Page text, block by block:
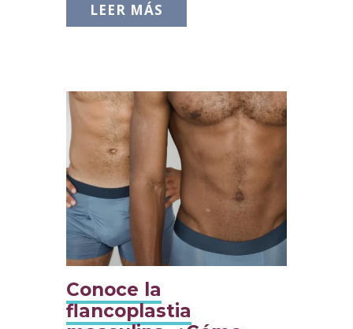
LEER MÁS
Conoce la
flancoplastia